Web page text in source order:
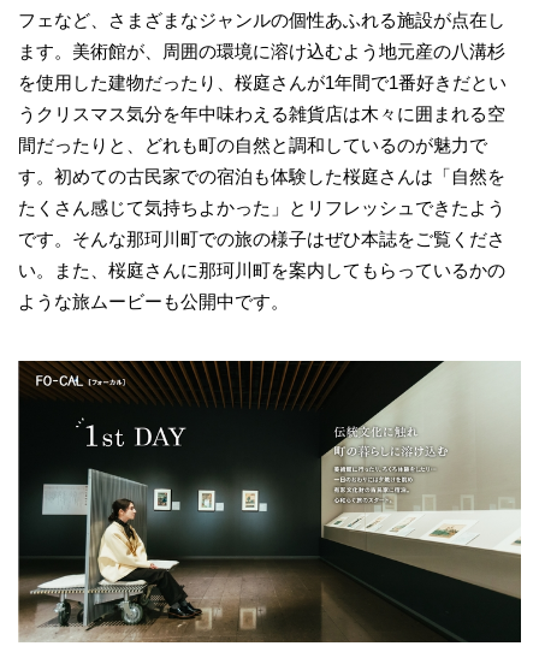
フェなど、さまざまなジャンルの個性あふれる施設が点在し
ます。美術館が、周囲の環境に溶け込むよう地元産の八溝杉
を使用した建物だったり、桜庭さんが1年間で1番好きだとい
うクリスマス気分を年中味わえる雑貨店は木々に囲まれる空
間だったりと、どれも町の自然と調和しているのが魅力で
す。初めての古民家での宿泊も体験した桜庭さんは「自然を
たくさん感じて気持ちよかった」とリフレッシュできたよう
です。そんな那珂川町での旅の様子はぜひ本誌をご覧くださ
い。また、桜庭さんに那珂川町を案内してもらっているかの
ような旅ムービーも公開中です。